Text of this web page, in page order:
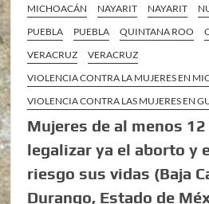
MICHOACÁN
NAYARIT NAYARIT
PUEBLA
PUEBLA QUINTANA ROO
VERACRUZ
VERACRUZ
VIOLENCIA CONTRA LA MUJERES EN
VIOLENCIA CONTRA LAS MUJERES EN
Mujeres de al menos
legalizar ya el aborto y
riesgo sus vidas (Baja
Durango, Estado de